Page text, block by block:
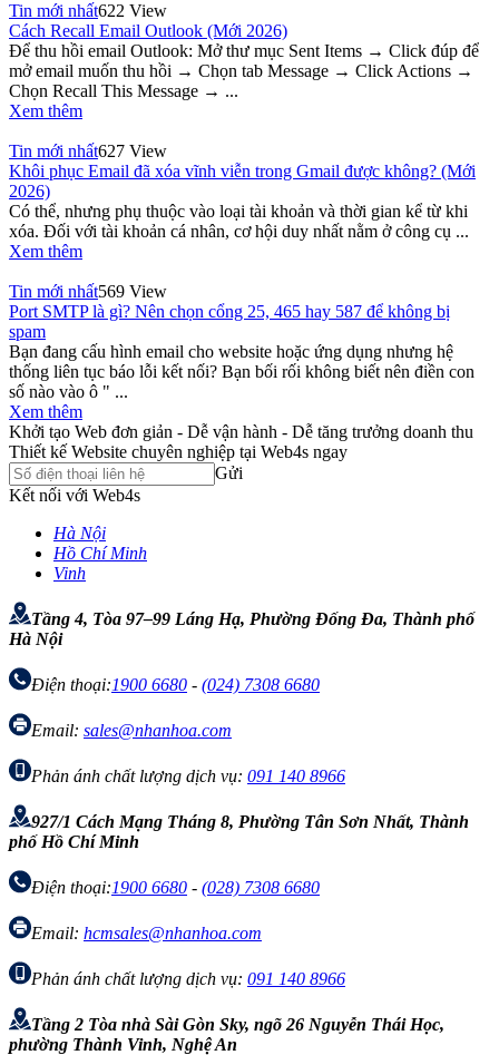
Tin mới nhất622 View
Cách Recall Email Outlook (Mới 2026)
Để thu hồi email Outlook: Mở thư mục Sent Items → Click đúp để
mở email muốn thu hồi → Chọn tab Message → Click Actions →
Chọn Recall This Message → ...
Xem thêm
Tin mới nhất627 View
Khôi phục Email đã xóa vĩnh viễn trong Gmail được không? (Mới
2026)
Có thể, nhưng phụ thuộc vào loại tài khoản và thời gian kể từ khi
xóa. Đối với tài khoản cá nhân, cơ hội duy nhất nằm ở công cụ ...
Xem thêm
Tin mới nhất569 View
Port SMTP là gì? Nên chọn cổng 25, 465 hay 587 để không bị
spam
Bạn đang cấu hình email cho website hoặc ứng dụng nhưng hệ
thống liên tục báo lỗi kết nối? Bạn bối rối không biết nên điền con
số nào vào ô " ...
Xem thêm
Khởi tạo Web đơn giản - Dễ vận hành - Dễ tăng trưởng doanh thu
Thiết kế Website chuyên nghiệp tại Web4s ngay
Gửi
Kết nối với Web4s
Hà Nội
Hồ Chí Minh
Vinh
Tầng 4, Tòa 97–99 Láng Hạ, Phường Đống Đa, Thành phố
Hà Nội
Điện thoại:1900 6680 - (024) 7308 6680
Email: sales@nhanhoa.com
Phản ánh chất lượng dịch vụ: 091 140 8966
927/1 Cách Mạng Tháng 8, Phường Tân Sơn Nhất, Thành
phố Hồ Chí Minh
Điện thoại:1900 6680 - (028) 7308 6680
Email: hcmsales@nhanhoa.com
Phản ánh chất lượng dịch vụ: 091 140 8966
Tầng 2 Tòa nhà Sài Gòn Sky, ngõ 26 Nguyễn Thái Học,
phường Thành Vinh, Nghệ An